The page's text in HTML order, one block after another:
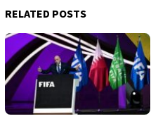
RELATED POSTS